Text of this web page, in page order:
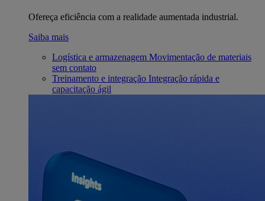
Ofereça eficiência com a realidade aumentada industrial.
Saiba mais
Logística e armazenagem Movimentação de materiais
sem contato
Treinamento e integração Integração rápida e
capacitação ágil